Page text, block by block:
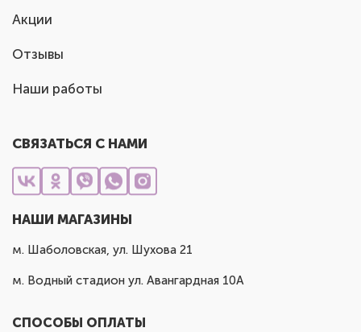
Акции
Отзывы
Наши работы
СВЯЗАТЬСЯ С НАМИ
НАШИ МАГАЗИНЫ
м. Шаболовская, ул. Шухова 21
м. Водный стадион ул. Авангардная 10А
СПОСОБЫ ОПЛАТЫ